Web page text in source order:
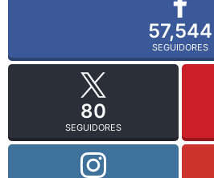
57,544
SEGUIDORES
80
SEGUIDORES